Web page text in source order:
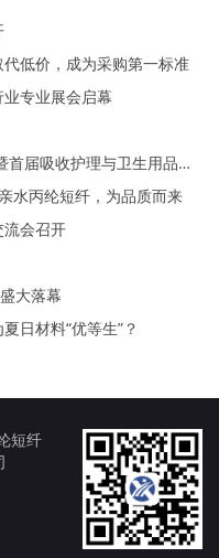
低价，成为采购第一标准
专业展会启幕
2026中产协卫生和母婴用品分会年会暨首届吸收护理与卫生用品大会
水丙纶短纤，为品质而来
会召开
大落幕
日材料“优等生”？
短纤